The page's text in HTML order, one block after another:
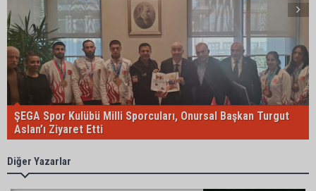
ŞEGA Spor Kulübü Milli Sporcuları, Onursal Başkan Turgut
Aslan’ı Ziyaret Etti
Diğer Yazarlar